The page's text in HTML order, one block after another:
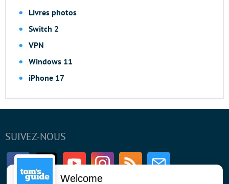
Livres photos
Switch 2
VPN
Windows 11
iPhone 17
SUIVEZ-NOUS
FacebookTwitter Youtube InstagramRSS Newsletter
Welcome